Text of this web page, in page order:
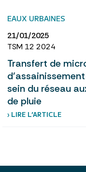
EAUX URBAINES
21/01/2025
TSM 12 2024
Transfert de
sein du réseau
de pluie
› LIRE L’ARTICLE